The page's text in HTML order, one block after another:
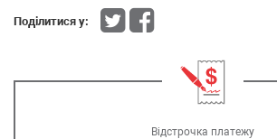
Поділитися у:
Відстрочка платежу